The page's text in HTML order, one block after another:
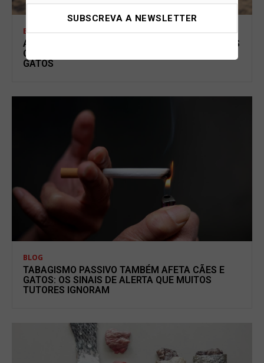
BLOG
ANSIEDADE NOS ANIMAIS NAS FÉRIAS: OS SINAIS
QUE MUITOS TUTORES IGNORAM EM CÃES E
GATOS
BLOG
TABAGISMO PASSIVO TAMBÉM AFETA CÃES E
GATOS: OS SINAIS DE ALERTA QUE MUITOS
TUTORES IGNORAM